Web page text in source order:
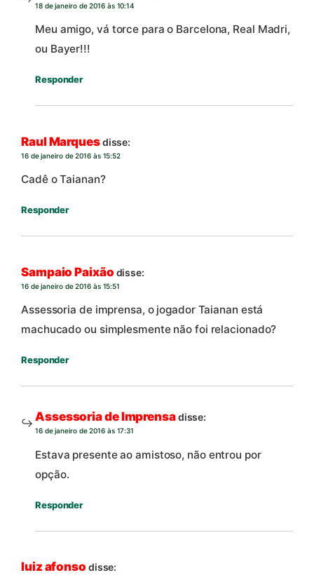
18 de janeiro de 2016 às 10:14
Meu amigo, vá torce para o Barcelona, Real Madri,
ou Bayer!!!
Responder
Raul Marquesdisse:
16 de janeiro de 2016 às 15:52
Cadê o Taianan?
Responder
Sampaio Paixão disse:
16 de janeiro de 2016 às 15:51
Assessoria de imprensa, o jogador Taianan está
machucado ou simplesmente não foi relacionado?
Responder
Assessoria de Imprensadisse:
16 de janeiro de 2016 às 17:31
Estava presente ao amistoso, não entrou por
opção.
Responder
luiz afonso disse: